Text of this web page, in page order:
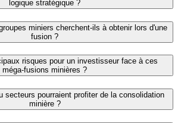
logique stratégique ?
miniers cherchent-ils à obtenir lors d'une
fusion ?
risques pour un investisseur face à ces
méga-fusions minières ?
secteurs pourraient profiter de la consolidation
minière ?